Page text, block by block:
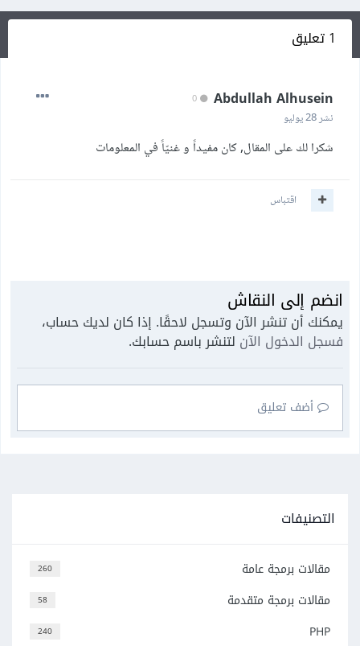
1 تعليق
Abdullah Alhusein
نشر28 يوليو
شكرا لك على المقال, كان مفيداً و غنيّاً في المعلومات
اقتباس
انضم إلى النقاش
يمكنك أن تنشر الآن وتسجل لاحقًا. إذا كان لديك حساب،
فسجل الدخول الآن لتنشر باسم حسابك.
أضف تعليق
التصنيفات
260 مقالات برمجة عامة
58 مقالات برمجة متقدمة
240 PHP